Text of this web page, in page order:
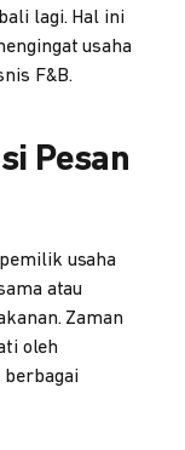
lagi. Hal ini
usaha
F&B.
Pesan
usaha
atau
Zaman
oleh
berbagai